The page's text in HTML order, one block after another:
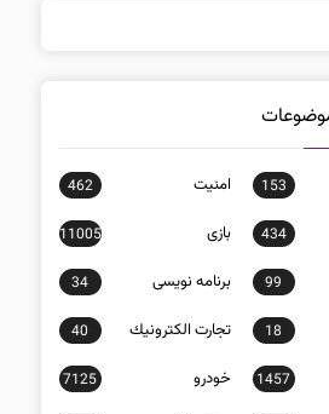
153 امنيت 462
434 بازی 11005
99 برنامه نويسی 34
18 تجارت الكترونيك 40
1457 خودرو 7125